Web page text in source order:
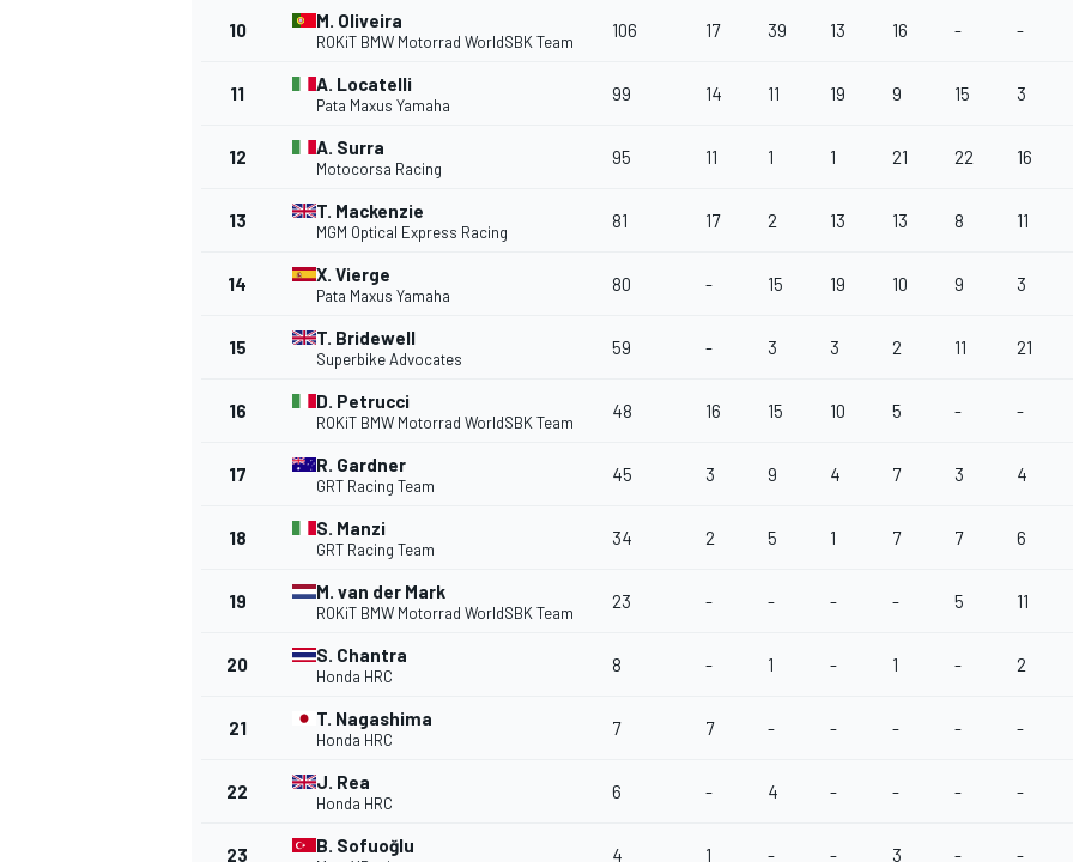
10 M. Oliveira
ROKiT BMW Motorrad WorldSBK Team
106 17 39 13 16 - -
11 A. Locatelli
Pata Maxus Yamaha
99 14 11 19 9 15 3
12 A. Surra
Motocorsa Racing
95 11 1 1 21 22 16
13 T. Mackenzie
MGM Optical Express Racing
81 17 2 13 13 8 11
14 X. Vierge
Pata Maxus Yamaha
80 - 15 19 10 9 3
15 T. Bridewell
Superbike Advocates
59 - 3 3 2 11 21
16 D. Petrucci
ROKiT BMW Motorrad WorldSBK Team
48 16 15 10 5 - -
17 R. Gardner
GRT Racing Team
45 3 9 4 7 3 4
18 S. Manzi
GRT Racing Team
34 2 5 1 7 7 6
19 M. van der Mark
ROKiT BMW Motorrad WorldSBK Team
23 - - - - 5 11
20 S. Chantra
Honda HRC
8 - 1 - 1 - 2
21 T. Nagashima
Honda HRC
7 7 - - - - -
22 J. Rea
Honda HRC
6 - 4 - - - -
23 B. Sofuoğlu 4 1 - - 3 - -